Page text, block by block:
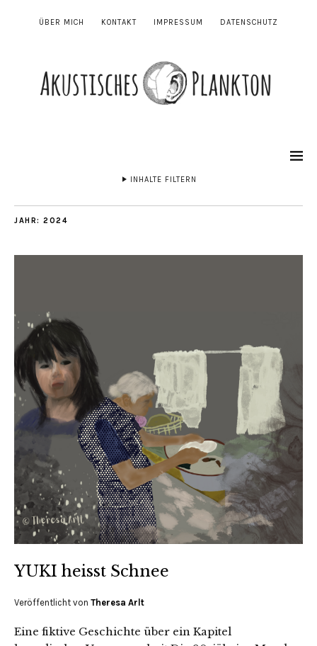
ÜBER MICH KONTAKT IMPRESSUM DATENSCHUTZ
INHALTE FILTERN
JAHR: 2024
YUKI heisst Schnee
Veröffentlicht von Theresa Arlt
Eine fiktive Geschichte über ein Kapitel